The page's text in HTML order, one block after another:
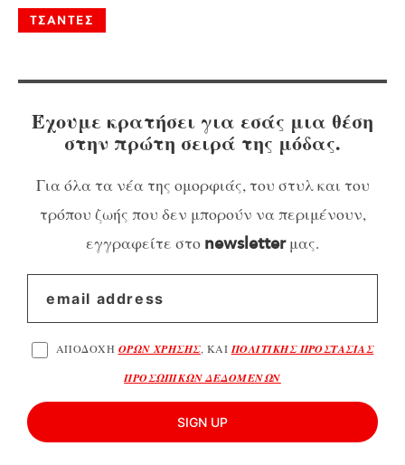
ΤΣΑΝΤΕΣ
Έχουμε κρατήσει για εσάς μια θέση
στην πρώτη σειρά της μόδας.
Για όλα τα νέα της ομορφιάς, του στυλ και του
τρόπου ζωής που δεν μπορούν να περιμένουν,
εγγραφείτε στο newsletterμας.
ΑΠΟΔΟΧΗ ΟΡΩΝ ΧΡΗΣΗΣ, ΚΑΙ ΠΟΛΙΤΙΚΗΣ ΠΡΟΣΤΑΣΙΑΣ
ΠΡΟΣΩΠΙΚΩΝ ΔΕΔΟΜΕΝΩΝ
SIGN UP